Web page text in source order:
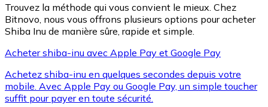
XRP
XRP
Trouvez la méthode qui vous convient le mieux. Chez
Bitnovo, nous vous offrons plusieurs options pour acheter
Shiba Inu de manière sûre, rapide et simple.
Acheter shiba-inu avec Apple Pay et Google Pay
Achetez shiba-inu en quelques secondes depuis votre
mobile. Avec Apple Pay ou Google Pay, un simple toucher
suffit pour payer en toute sécurité.